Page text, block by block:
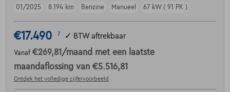
01/2025
8.194 km Benzine Manueel 67 kW ( 91 PK )
€17.490 1 ✓ BTW aftrekbaar
Vanaf €269,81 /maand met een laatste
maandaflossing van €5.516,81
Ontdek het volledige cijfervoorbeeld